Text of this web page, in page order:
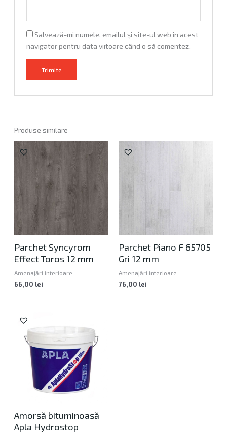
Salvează-mi numele, emailul și site-ul web în acest
navigator pentru data viitoare când o să comentez.
n
Produse similare
Parchet Syncyrom
Effect Toros 12 mm
Amenajări interioare
66,00 lei
Parchet Piano F 65705
Gri 12 mm
Amenajări interioare
76,00 lei
Amorsă bituminoasă
Apla Hydrostop